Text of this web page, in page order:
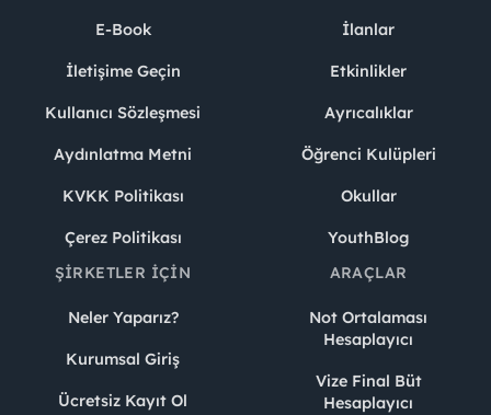
E-Book
İletişime Geçin
Kullanıcı Sözleşmesi
Aydınlatma Metni
KVKK Politikası
Çerez Politikası
İlanlar
Etkinlikler
Ayrıcalıklar
Öğrenci Kulüpleri
Okullar
YouthBlog
ŞIRKETLER İÇIN
Neler Yaparız?
Kurumsal Giriş
Ücretsiz Kayıt Ol
ARAÇLAR
Not Ortalaması
Hesaplayıcı
Vize Final Büt
Hesaplayıcı